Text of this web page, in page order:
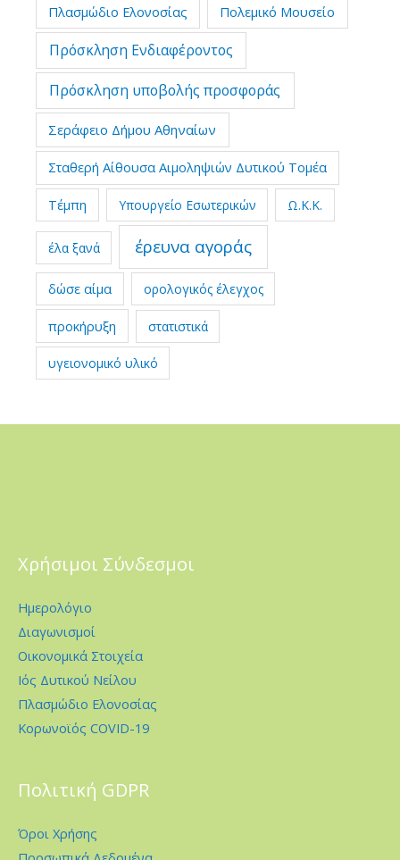
Πλασμώδιο Ελονοσίας Πολεμικό Μουσείο
Πρόσκληση Ενδιαφέροντος
Πρόσκληση υποβολής προσφοράς
Σεράφειο Δήμου Αθηναίων
Σταθερή Αίθουσα Αιμοληψιών Δυτικού Τομέα
Τέμπη Υπουργείο Εσωτερικών Ω.Κ.Κ.
έλα ξανά έρευνα αγοράς
δώσε αίμα ορολογικός έλεγχος
προκήρυξη στατιστικά
υγειονομικό υλικό
Χρήσιμοι Σύνδεσμοι
Ημερολόγιο
Διαγωνισμοί
Οικονομικά Στοιχεία
Ιός Δυτικού Νείλου
Πλασμώδιο Ελονοσίας
Κορωνοϊός COVID-19
Πολιτική GDPR
Όροι Χρήσης